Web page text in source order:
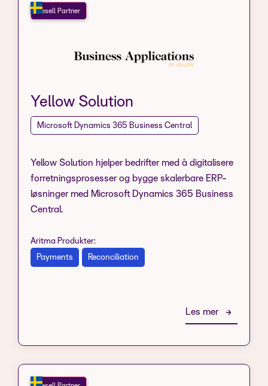
Resell Partner
Yellow Solution
Microsoft Dynamics 365 Business Central
Yellow Solution hjelper bedrifter med å digitalisere
forretningsprosesser og bygge skalerbare ERP-
løsninger med Microsoft Dynamics 365 Business
Central.
Aritma Produkter:
Payments Reconciliation
Les mer